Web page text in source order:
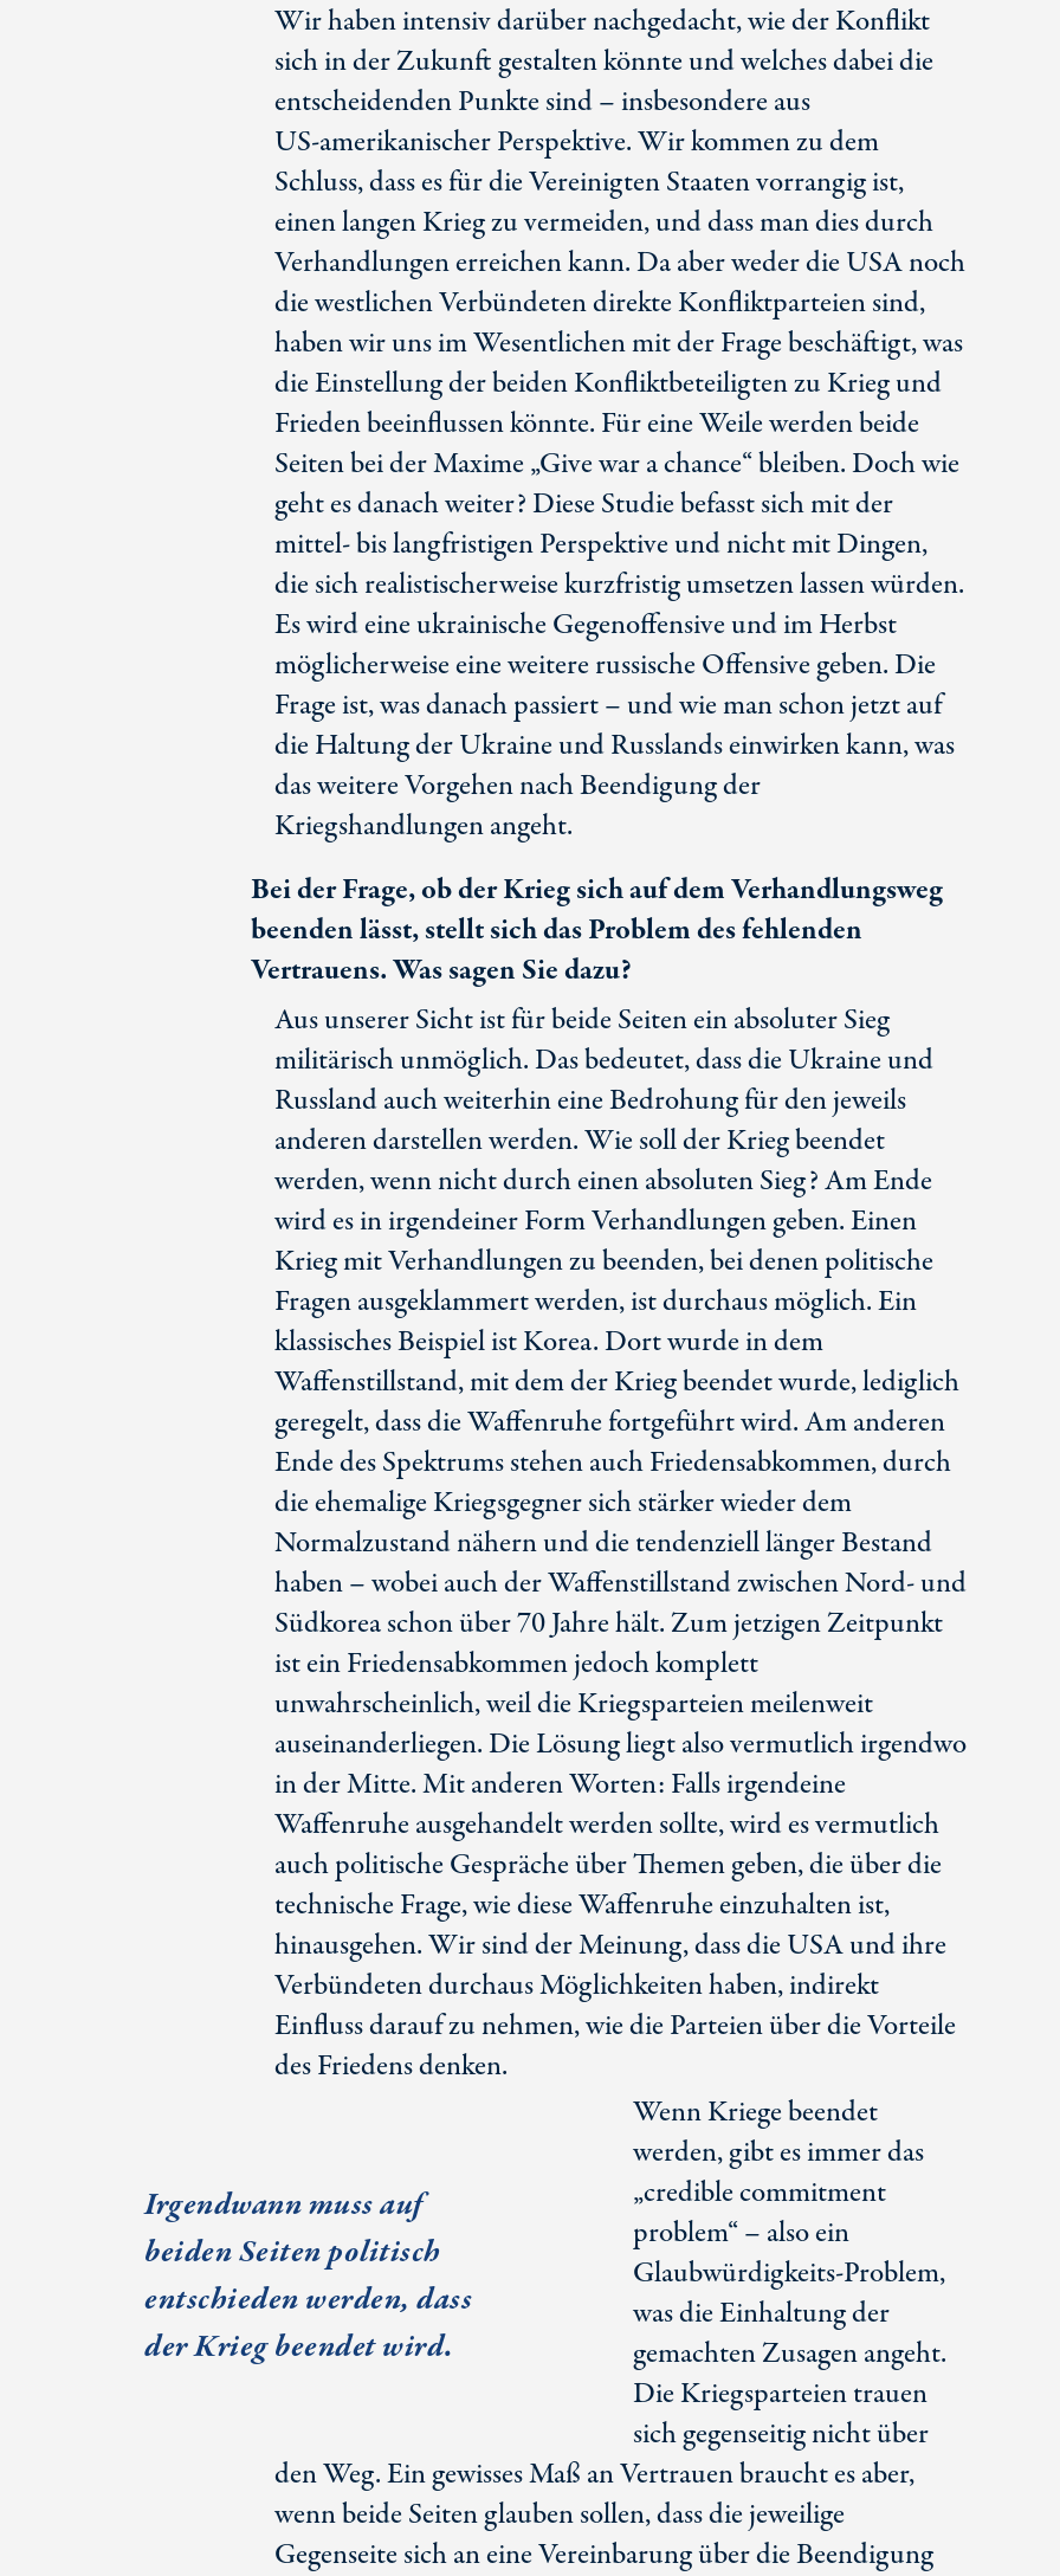
Wir haben intensiv darüber nachgedacht, wie der Konflikt
sich in der Zukunft gestalten könnte und welches dabei die
entscheidenden Punkte sind – insbesondere aus
US-amerikanischerPerspektive. Wir kommen zu dem
Schluss, dass es für die Vereinigten Staaten vorrangig ist,
einen langen Krieg zu vermeiden, und dass man dies durch
Verhandlungen erreichen kann. Da aber weder die USA noch
die westlichen Verbündeten direkte Konfliktparteien sind,
haben wir uns im Wesentlichen mit der Frage beschäftigt, was
die Einstellung der beiden Konfliktbeteiligten zu Krieg und
Frieden beeinflussen könnte. Für eine Weile werden beide
Seiten bei der Maxime „Give war a chance“ bleiben. Doch wie
geht es danach weiter? Diese Studie befasst sich mit der
mittel- bis langfristigen Perspektive und nicht mit Dingen,
die sich realistischerweise kurzfristig umsetzen lassen würden.
Es wird eine ukrainische Gegenoffensive und im Herbst
möglicherweise eine weitere russische Offensive geben. Die
Frage ist, was danach passiert – und wie man schon jetzt auf
die Haltung der Ukraine und Russlands einwirken kann, was
das weitere Vorgehen nach Beendigung der
Kriegshandlungen angeht.
Bei der Frage, ob der Krieg sich auf dem Verhandlungsweg
beenden lässt, stellt sich das Problem des fehlenden
Vertrauens. Was sagen Sie dazu?
Aus unserer Sicht ist für beide Seiten ein absoluter Sieg
militärisch unmöglich. Das bedeutet, dass die Ukraine und
Russland auch weiterhin eine Bedrohung für den jeweils
anderen darstellen werden. Wie soll der Krieg beendet
werden, wenn nicht durch einen absoluten Sieg? Am Ende
wird es in irgendeiner Form Verhandlungen geben. Einen
Krieg mit Verhandlungen zu beenden, bei denen politische
Fragen ausgeklammert werden, ist durchaus möglich. Ein
klassisches Beispiel ist Korea. Dort wurde in dem
Waffenstillstand, mit dem der Krieg beendet wurde, lediglich
geregelt, dass die Waffenruhe fortgeführt wird. Am anderen
Ende des Spektrums stehen auch Friedensabkommen, durch
die ehemalige Kriegsgegner sich stärker wieder dem
Normalzustand nähern und die tendenziell länger Bestand
haben – wobei auch der Waffenstillstand zwischen Nord- und
Südkorea schon über70 Jahrehält. Zum jetzigen Zeitpunkt
ist ein Friedensabkommen jedoch komplett
unwahrscheinlich, weil die Kriegsparteien meilenweit
auseinanderliegen. Die Lösung liegt also vermutlich irgendwo
in der Mitte. Mit anderen Worten: Falls irgendeine
Waffenruhe ausgehandelt werden sollte, wird es vermutlich
auch politische Gespräche über Themen geben, die über die
technische Frage, wie diese Waffenruhe einzuhalten ist,
hinausgehen. Wir sind der Meinung, dass die USA und ihre
Verbündeten durchaus Möglichkeiten haben, indirekt
Einfluss darauf zu nehmen, wie die Parteien über die Vorteile
des Friedens denken.
Irgendwann muss auf
beiden Seiten politisch
entschieden werden, dass
der Krieg beendet wird.
Wenn Kriege beendet
werden, gibt es immer das
„credible commitment
problem“ – also ein
Glaubwürdigkeits­-Problem,
was die Einhaltung der
gemachten Zusagen angeht.
Die Kriegsparteien trauen
sich gegenseitig nicht über
den Weg. Ein gewisses Maß an Vertrauen braucht es aber,
wenn beide Seiten glauben sollen, dass die jeweilige
Gegenseite sich an eine Vereinbarung über die Beendigung